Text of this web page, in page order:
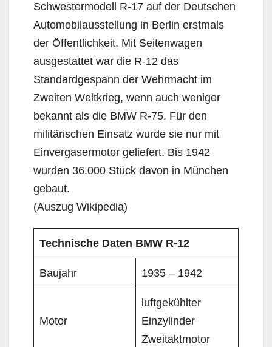
Schwestermodell R-17 auf der Deutschen
Automobilausstellung in Berlin erstmals
der Öffentlichkeit. Mit Seitenwagen
ausgestattet war die R-12 das
Standardgespann der Wehrmacht im
Zweiten Weltkrieg, wenn auch weniger
bekannt als die BMW R-75. Für den
militärischen Einsatz wurde sie nur mit
Einvergasermotor geliefert. Bis 1942
wurden 36.000 Stück davon in München
gebaut.
(Auszug Wikipedia)
Technische Daten BMW R-12
Baujahr 1935 – 1942
Motor
luftgekühlter
Einzylinder
Zweitaktmotor